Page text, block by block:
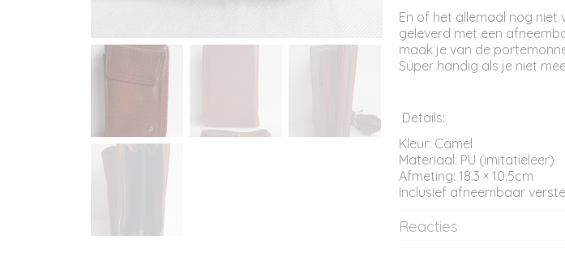
En of het allemaal nog niet
geleverd met een
maak je van de
Super handig als je niet
Details:
Kleur: Camel
Materiaal: PU (imitatieleer)
Afmeting: 18.3 × 10.5cm
Inclusief afneembaar
Reacties